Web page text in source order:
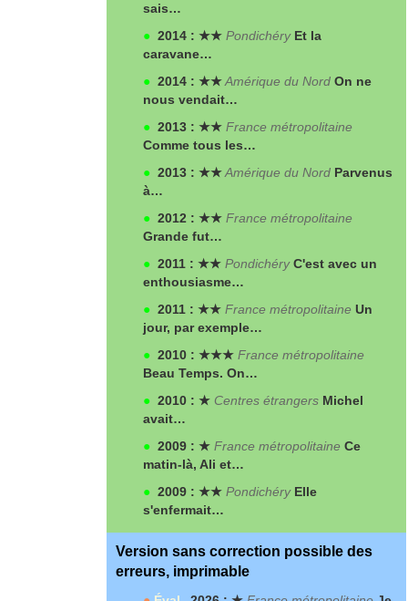
sais…
● 2014 : ★★ Pondichéry Et la
caravane…
● 2014 : ★★Amérique du Nord On ne
nous vendait…
● 2013 : ★★ France métropolitaine
Comme tous les…
● 2013 : ★★Amérique du Nord Parvenus
à…
● 2012 : ★★ France métropolitaine
Grande fut…
● 2011 : ★★ PondichéryC'est avec un
enthousiasme…
● 2011 : ★★ France métropolitaine Un
jour, par exemple…
● 2010 : ★★★ France métropolitaine
Beau Temps. On…
● 2010 : ★ Centres étrangers Michel
avait…
● 2009 : ★ France métropolitaine Ce
matin-là, Ali et…
● 2009 : ★★ Pondichéry Elle
s'enfermait…
Version sans correction possible des
erreurs, imprimable